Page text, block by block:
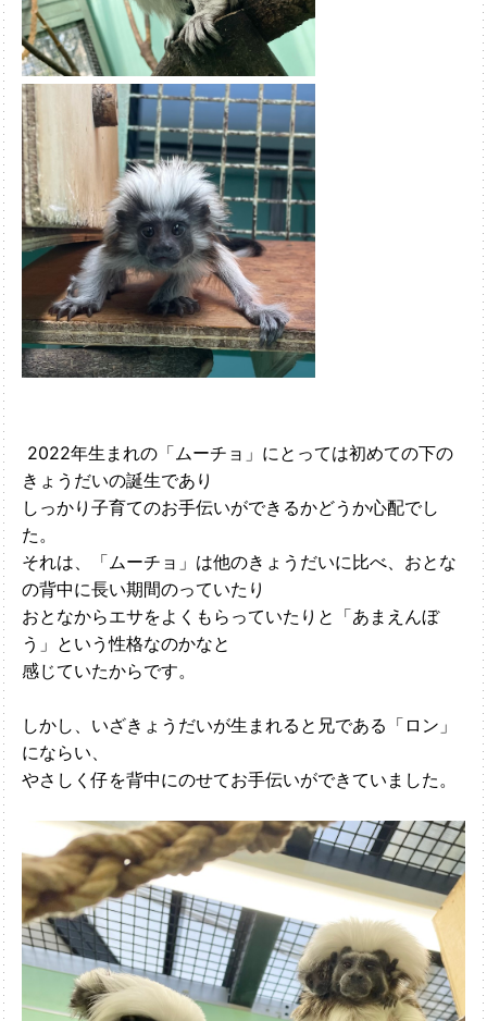
2022年生まれの「ムーチョ」にとっては初めての下の
きょうだいの誕生であり
しっかり子育てのお手伝いができるかどうか心配でし
た。
それは、「ムーチョ」は他のきょうだいに比べ、おとな
の背中に長い期間のっていたり
おとなからエサをよくもらっていたりと「あまえんぼ
う」という性格なのかなと
感じていたからです。
しかし、いざきょうだいが生まれると兄である「ロン」
にならい、
やさしく仔を背中にのせてお手伝いができていました。